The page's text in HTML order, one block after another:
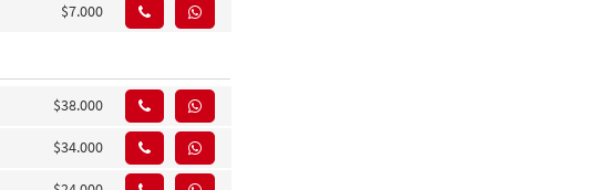
$7.000
$38.000
$34.000